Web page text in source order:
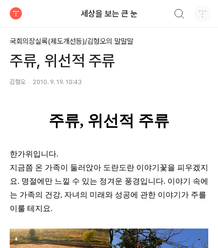
세상을 보는 큰 눈
국회의장실록(제도개선등)/김형오의 말말말
주류, 위선적 주류
김형오 2010. 9. 19. 10:43
주류, 위선적 주류
한가위입니다.
지금쯤 온 가족이 둘러앉아 도란도란 이야기꽃을 피우겠지
요. 명절에만 느낄 수 있는 정겨운 풍경입니다. 이야기 속에
는 가족의 건강, 자녀의 미래와 성공에 관한 이야기가 주를
이룰 테지요.